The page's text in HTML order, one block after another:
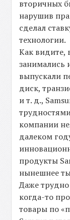
вторичных
нарушив
сделал
технологии.
Как видите,
занимались
выпускали
диск,
и т. д.,
компании
далеком
продукты
нынешнее
Даже
когда-то
товары по